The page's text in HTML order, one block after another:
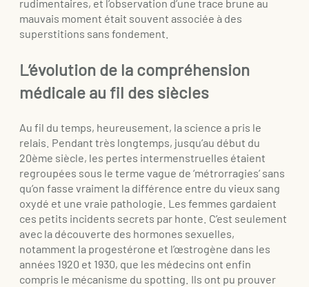
rudimentaires, et l’observation d’une trace brune au
mauvais moment était souvent associée à des
superstitions sans fondement.
L’évolution de la compréhension
médicale au fil des siècles
Au fil du temps, heureusement, la science a pris le
relais. Pendant très longtemps, jusqu’au début du
20ème siècle, les pertes intermenstruelles étaient
regroupées sous le terme vague de ‘métrorragies’ sans
qu’on fasse vraiment la différence entre du vieux sang
oxydé et une vraie pathologie. Les femmes gardaient
ces petits incidents secrets par honte. C’est seulement
avec la découverte des hormones sexuelles,
notamment la progestérone et l’œstrogène dans les
années 1920 et 1930, que les médecins ont enfin
compris le mécanisme du spotting. Ils ont pu prouver